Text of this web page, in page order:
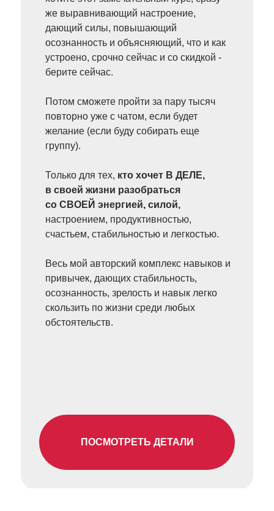
же выравнивающий настроение,
дающий силы, повышающий
осознанность и объясняющий, что и как
устроено, срочно сейчас и со скидкой -
берите сейчас.
Потом сможете пройти за пару тысяч
повторно уже с чатом, если будет
желание (если буду собирать еще
группу).
Только для тех, кто хочет В ДЕЛЕ,
в своей жизни разобраться
со СВОЕЙ энергией, силой,
настроением, продуктивностью,
счастьем, стабильностью и легкостью.
Весь мой авторский комплекс навыков и
привычек, дающих стабильность,
осознанность, зрелость и навык легко
скользить по жизни среди любых
обстоятельств.
ПОСМОТРЕТЬ ДЕТАЛИ